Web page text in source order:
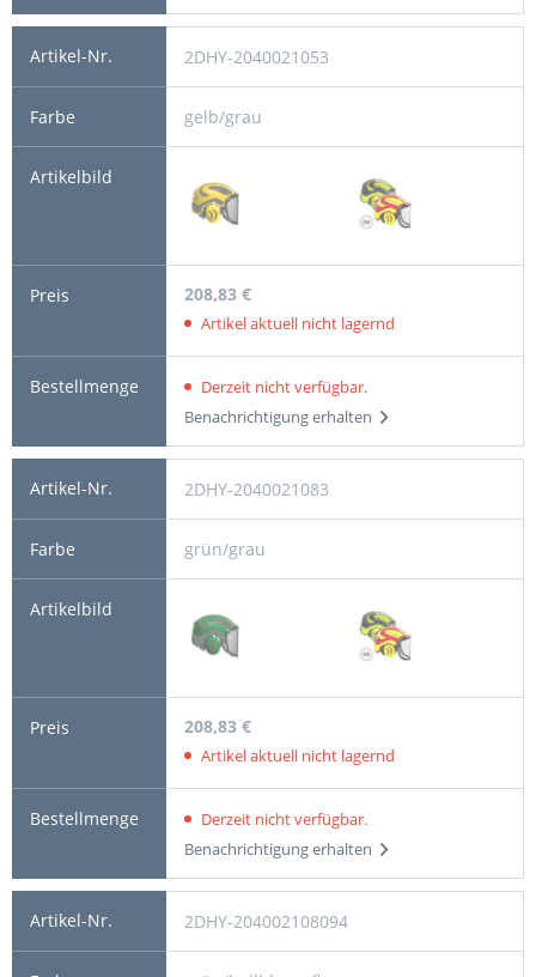
2DHY-2040021053
gelb/grau
208,83 €
Artikel aktuell nicht lagernd
Derzeit nicht verfügbar.
Benachrichtigung erhalten
2DHY-2040021083
grün/grau
208,83 €
Artikel aktuell nicht lagernd
Derzeit nicht verfügbar.
Benachrichtigung erhalten
2DHY-204002108094